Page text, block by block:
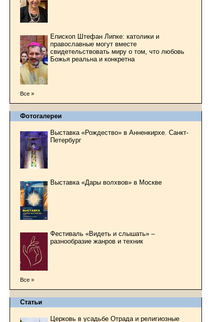
Епископ Штефан Липке: католики и
православные могут вместе
свидетельствовать миру о том, что любовь
Божья реальна и конкретна
Все »
Фотогалереи
Выставка «Рождество» в Анненкирхе. Санкт-
Петербург
Выставка «Дары волхвов» в Москве
Фестиваль «Видеть и слышать» –
разнообразие жанров и техник
Все »
Статьи
Церковь в усадьбе Отрада и религиозные